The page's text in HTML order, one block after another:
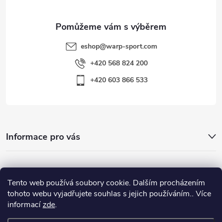
Tento web používá soubory cookie. Dalším procházením
tohoto webu vyjadřujete souhlas s jejich používáním.. Více
informacízde.
eshop@warp-sport.com
+420 568 824 200
+420 603 866 533
Informace pro vás
Nejhledanější
Důležité odkazy